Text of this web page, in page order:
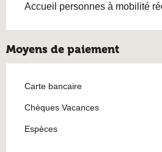
Accueil personnes à mobilité
Moyens de paiement
Carte bancaire
Chèques Vacances
Espèces